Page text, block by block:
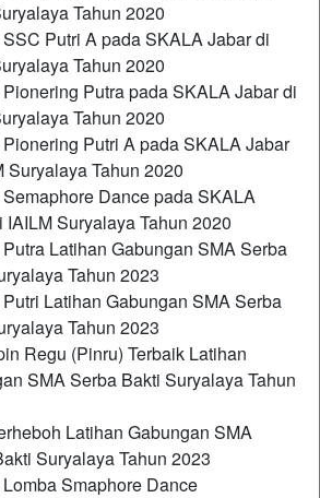
Tahun 2020
Putri A pada SKALA Jabar di
Tahun 2020
Putra pada SKALA Jabar di
Tahun 2020
Putri A pada SKALA Jabar
Suryalaya Tahun 2020
Dance pada SKALA
IAILM Suryalaya Tahun 2020
Latihan Gabungan SMA Serba
Tahun 2023
Latihan Gabungan SMA Serba
Tahun 2023
Regu (Pinru) Terbaik Latihan
SMA Serba Bakti Suryalaya Tahun
Latihan Gabungan SMA
Suryalaya Tahun 2023
Smaphore Dance